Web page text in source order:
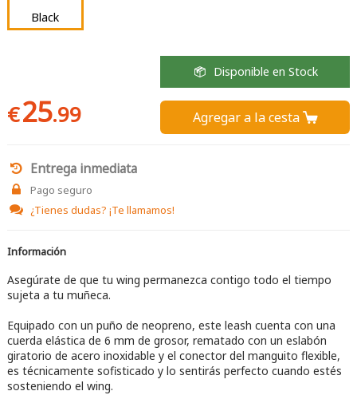
Black
€25.99
Disponible en Stock
Agregar a la cesta 
Entrega inmediata
Pago seguro
¿Tienes dudas? ¡Te llamamos!
Información
Asegúrate de que tu wing permanezca contigo todo el tiempo
sujeta a tu muñeca.
Equipado con un puño de neopreno, este leash cuenta con una
cuerda elástica de 6 mm de grosor, rematado con un eslabón
giratorio de acero inoxidable y el conector del manguito flexible,
es técnicamente sofisticado y lo sentirás perfecto cuando estés
sosteniendo el wing.